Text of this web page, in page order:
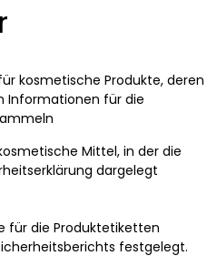
kosmetische Produkte, deren
Informationen für die
Mittel, in der die
dargelegt
für die Produktetiketten
festgelegt.